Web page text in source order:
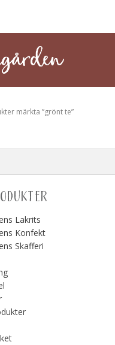
märkta ”grönt te”
Lakrits
Konfekt
Skafferi